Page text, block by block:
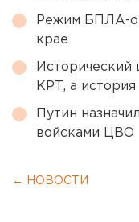
Режим БПЛА-
крае
Исторический
КРТ, а
Путин
войсками ЦВО
← НОВОСТИ